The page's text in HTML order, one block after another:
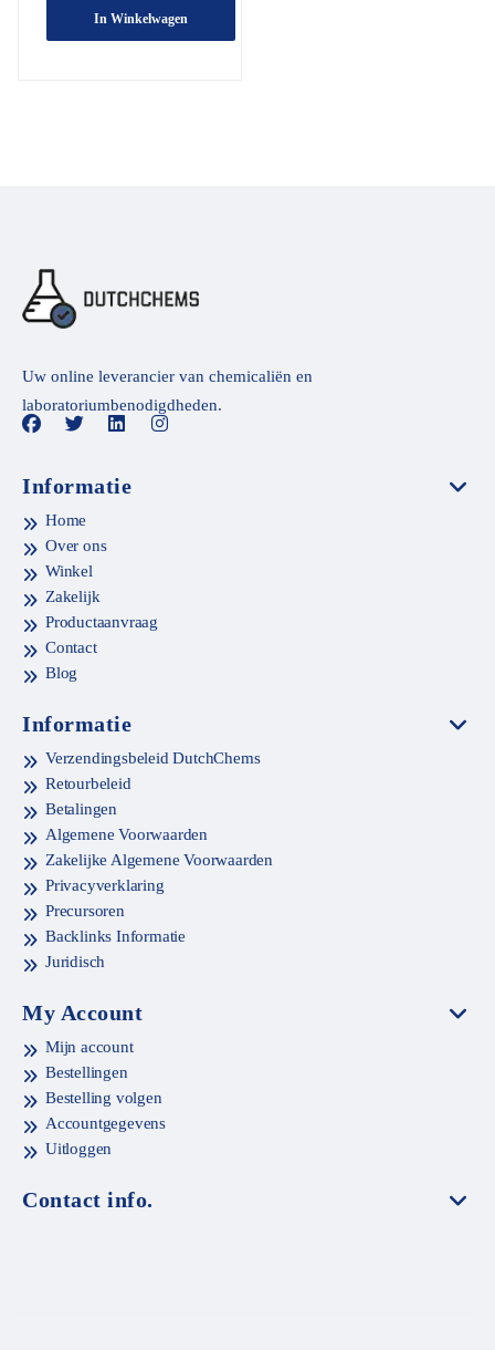
In Winkelwagen
Uw online leverancier van chemicaliën en
laboratoriumbenodigdheden.
Informatie
Home
Over ons
Winkel
Zakelijk
Productaanvraag
Contact
Blog
Informatie
Verzendingsbeleid DutchChems
Retourbeleid
Betalingen
Algemene Voorwaarden
Zakelijke Algemene Voorwaarden
Privacyverklaring
Precursoren
Backlinks Informatie
Juridisch
My Account
Mijn account
Bestellingen
Bestelling volgen
Accountgegevens
Uitloggen
Contact info.